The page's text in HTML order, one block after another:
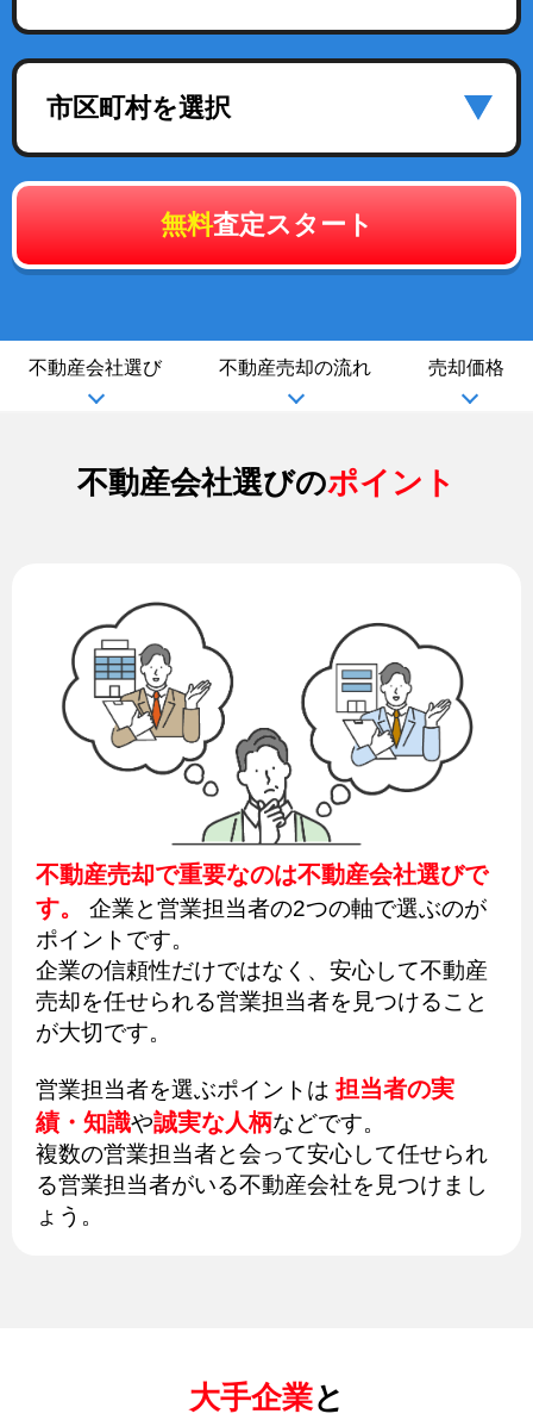
市区町村を選択
無料査定スタート
不動産会社選び 不動産売却の流れ 売却価格
不動産会社選びのポイント
不動産売却で重要なのは不動産会社選びで
す。
企業と営業担当者の2つの軸で選ぶのが
ポイントです。
企業の信頼性だけではなく、安心して不動産
売却を任せられる営業担当者を見つけること
が大切です。
営業担当者を選ぶポイントは 担当者の実
績・知識や誠実な人柄などです。
複数の営業担当者と会って安心して任せられ
る営業担当者がいる不動産会社を見つけまし
ょう。
大手企業と